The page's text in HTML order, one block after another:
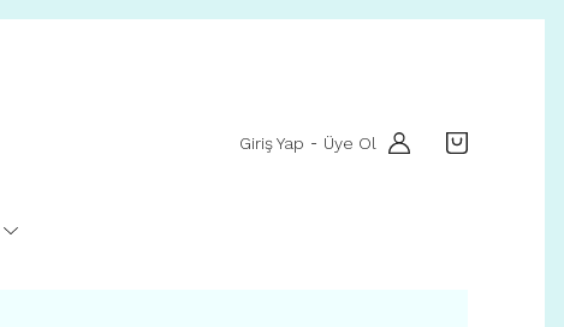
Giriş Yap - Üye Ol